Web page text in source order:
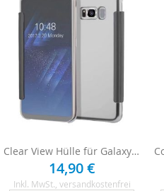
Clear View Hülle für Galaxy S8 - Silber/Spiegelnd
14,90 €
Inkl. MwSt. , versandkostenfrei